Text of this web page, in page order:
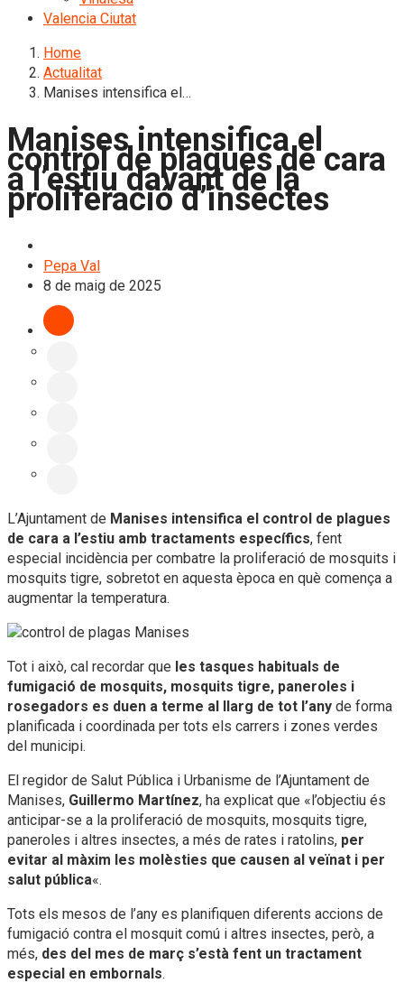
Valencia Ciutat
Home
Actualitat
Manises intensifica el…
Manises intensifica el
control de plagues de cara
a l’estiu davant de la
proliferació d’insectes
Pepa Val
8 de maig de 2025
L’Ajuntament de Manises intensifica el control de plagues
de cara a l’estiu amb tractaments específics, fent
especial incidència per combatre la proliferació de mosquits i
mosquits tigre, sobretot en aquesta època en què comença a
augmentar la temperatura.
Tot i això, cal recordar que les tasques habituals de
fumigació de mosquits, mosquits tigre, paneroles i
rosegadors es duen a terme al llarg de tot l’any de forma
planificada i coordinada per tots els carrers i zones verdes
del municipi.
El regidor de Salut Pública i Urbanisme de l’Ajuntament de
Manises, Guillermo Martínez, ha explicat que «l’objectiu és
anticipar-se a la proliferació de mosquits, mosquits tigre,
paneroles i altres insectes, a més de rates i ratolins, per
evitar al màxim les molèsties que causen al veïnat i per
salut pública«.
Tots els mesos de l’any es planifiquen diferents accions de
fumigació contra el mosquit comú i altres insectes, però, a
més, des del mes de març s’està fent un tractament
especial en embornals.